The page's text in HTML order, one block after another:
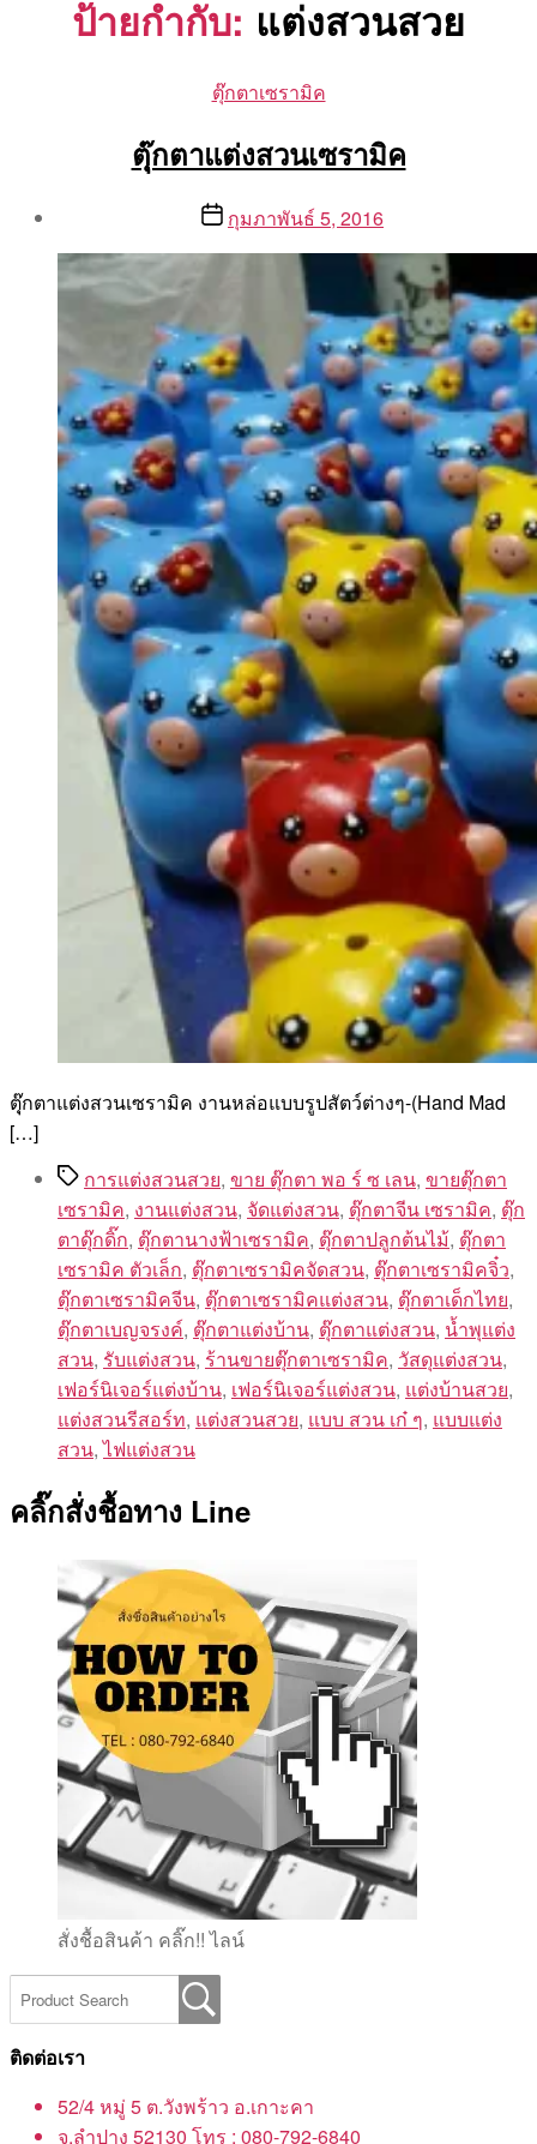
ป้ายกำกับ: แต่งสวนสวย
Categories
ตุ๊กตาเซรามิค
ตุุ๊กตาแต่งสวนเซรามิค
By
Aea
Postกุมภาพันธ์ 5, 2016
ตุุ๊กตาแต่งสวนเซรามิค งานหล่อแบบรูปสัตว์ต่างๆ-(Hand Mad
[…]
Tagsการแต่งสวนสวย, ขาย ตุ๊กตา พอ ร์ ซ เลน, ขายตุ๊กตา
เซรามิค, งานแต่งสวน, จัดแต่งสวน, ตุ๊กตาจีน เซรามิค, ตุ๊ก
ตาดุ๊กดิ๊ก, ตุ๊กตานางฟ้าเซรามิค, ตุ๊กตาปลูกต้นไม้, ตุ๊กตา
เซรามิค ตัวเล็ก, ตุ๊กตาเซรามิคจัดสวน, ตุ๊กตาเซรามิคจิ๋ว,
ตุ๊กตาเซรามิคจีน, ตุ๊กตาเซรามิคแต่งสวน, ตุ๊กตาเด็กไทย,
ตุ๊กตาเบญจรงค์, ตุ๊กตาแต่งบ้าน, ตุ๊กตาแต่งสวน, น้ำพุแต่ง
สวน, รับแต่งสวน, ร้านขายตุ๊กตาเซรามิค, วัสดุแต่งสวน,
เฟอร์นิเจอร์แต่งบ้าน, เฟอร์นิเจอร์แต่งสวน, แต่งบ้านสวย,
แต่งสวนรีสอร์ท, แต่งสวนสวย, แบบ สวน เก๋ ๆ, แบบแต่ง
สวน,ไฟแต่งสวน
คลิ๊กสั่งชื้อทาง Line
สั่งชื้อสินค้า คลิ๊ก!! ไลน์
ติดต่อเรา
52/4 หมู่ 5 ต.วังพร้าว อ.เกาะคา
จ.ลำปาง 52130 โทร : 080-792-6840